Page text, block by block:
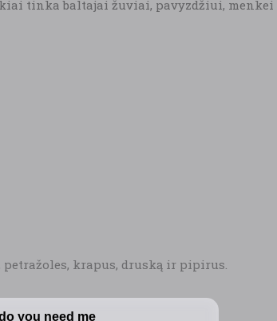
tinka baltajai žuviai, pavyzdžiui, menkei
krapus, druską ir pipirus.